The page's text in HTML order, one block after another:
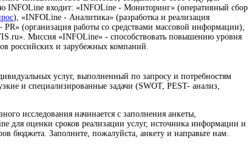
INFOLine входит: «INFOLine - Мониторинг» (оперативный сбор
), «INFOLine - Аналитика» (разработка и реализация
(организация работы со средствами массовой информации),
Миссия «INFOLine» - способствовать повышению уровня
российских и зарубежных компаний.
услуг, выполненный по запросу и потребностям
и специализированные задачи (SWOT, PEST- анализ,
исследования начинается с заполнения анкеты,
для оценки сроков реализации услуг, источника информации и
бюджета. Заполните, пожалуйста, анкету и направьте нам.